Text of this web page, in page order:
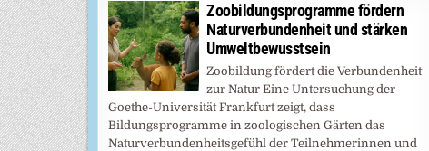
Zoobildungsprogramme fördern
Naturverbundenheit und stärken
Umweltbewusstsein
Zoobildung fördert die Verbundenheit
zur Natur Eine Untersuchung der
Goethe-Universität Frankfurt zeigt, dass
Bildungsprogramme in zoologischen Gärten das
Naturverbundenheitsgefühl der Teilnehmerinnen und